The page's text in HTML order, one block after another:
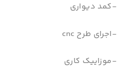
-کمد دیواری
-اجرای طرح cnc
-موزاییک کاری